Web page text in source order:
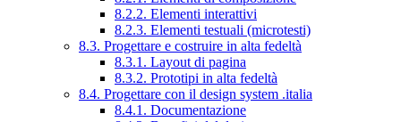
8.2.2. Elementi interattivi
8.2.3. Elementi testuali (microtesti)
8.3. Progettare e costruire in alta fedeltà
8.3.1. Layout di pagina
8.3.2. Prototipi in alta fedeltà
8.4. Progettare con il design system .italia
8.4.1. Documentazione